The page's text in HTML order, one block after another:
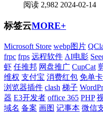
阅读 2,982 2024-02-14
标签云MORE+
Microsoft Store webp图片
frpc frps 远程软件 AI电影
虾 任推邦 网盘推广 CupCat
维权 支付宝 消费红包 免单卡
浏览器插件 clash 梯子
器 E3开发者 office 365 PHP
域名 备案 画图 记事本 微信